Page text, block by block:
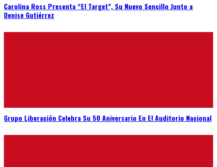
Carolina Ross Presenta “El Target”, Su Nuevo Sencillo Junto a
Denise Gutiérrez
Grupo Liberación Celebra Su 50 Aniversario En El Auditorio Nacional